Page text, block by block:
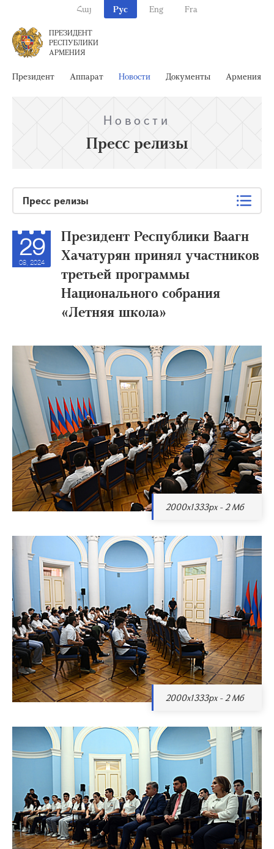
Հայ Рус Eng Fra
ПРЕЗИДЕНТ
РЕСПУБЛИКИ
АРМЕНИЯ
Президент Аппарат Новости Документы Армения
Новости
Пресс релизы
Пресс релизы
29
08, 2024
Президент Республики Ваагн
Хачатурян принял участников
третьей программы
Национального собрания
«Летняя школа»
2000x1333px - 2 Мб
2000x1333px - 2 Мб